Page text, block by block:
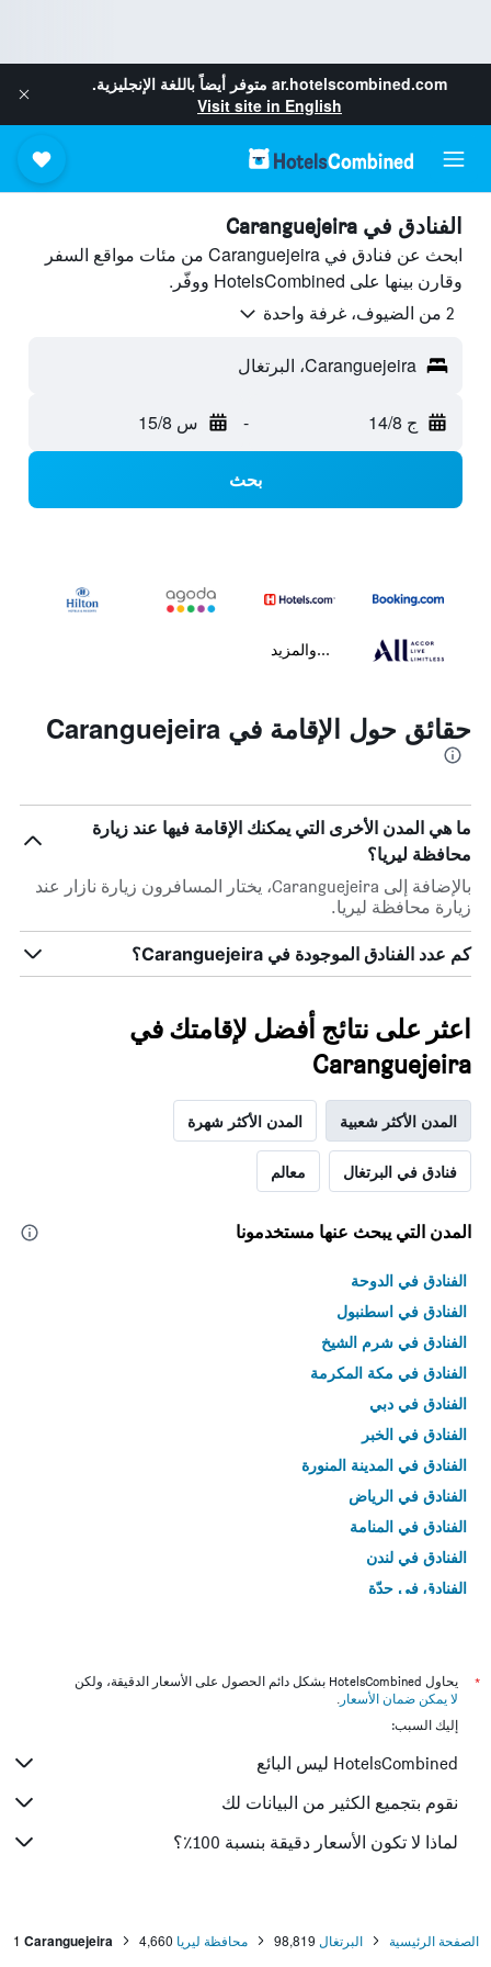
ar.hotelscombined.com متوفر أيضاً باللغة الإنجليزية.
Visit site in English
الفنادق في Caranguejeira
ابحث عن فنادق في Caranguejeira من مئات مواقع السفر
وقارن بينها على HotelsCombined ووفّر.
2 من الضيوف، غرفة واحدة
Caranguejeira، البرتغال
ج 14/8 - س 15/8
بحث
...والمزيد
حقائق حول الإقامة في Caranguejeira
ما هي المدن الأخرى التي يمكنك الإقامة فيها عند زيارة
محافظة ليريا؟
بالإضافة إلى Caranguejeira، يختار المسافرون زيارة نازار عند
زيارة محافظة ليريا.
كم عدد الفنادق الموجودة في Caranguejeira؟
اعثر على نتائج أفضل لإقامتك في
Caranguejeira
المدن الأكثر شعبية المدن الأكثر شهرة
فنادق في البرتغال معالم
المدن التي يبحث عنها مستخدمونا
الفنادق في الدوحة
الفنادق في اسطنبول
الفنادق في شرم الشيخ
الفنادق في مكة المكرمة
الفنادق في دبي
الفنادق في الخبر
الفنادق في المدينة المنورة
الفنادق في الرياض
الفنادق في المنامة
الفنادق في لندن
الفنادق في جدّة
*
يحاول HotelsCombined بشكل دائم الحصول على الأسعار الدقيقة، ولكن
لا يمكن ضمان الأسعار .
إليك السبب:
HotelsCombined ليس البائع
نقوم بتجميع الكثير من البيانات لك
لماذا لا تكون الأسعار دقيقة بنسبة 100٪؟
الصفحة الرئيسية البرتغال 98,819 محافظة ليريا 4,660
Caranguejeira
1